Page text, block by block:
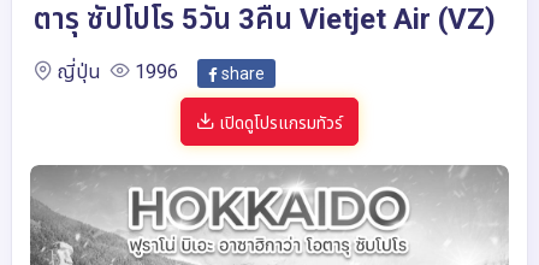
ตารุ ซัปโปโร 5วัน 3คืน Vietjet Air (VZ)
ญี่ปุ่น 1996 share
เปิดดูโปรแกรมทัวร์